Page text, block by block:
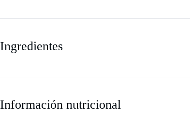
Ingredientes
Información nutricional